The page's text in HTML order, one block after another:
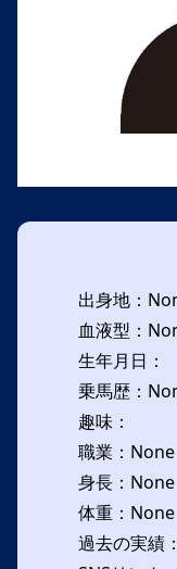
出身地：
血液型：
生年月日：
乗馬歴：
趣味：
職業：None
身長：None
体重：None
過去の実績：